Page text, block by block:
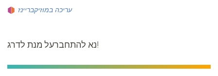
עריכה במוזיקבריינז
נא להתחברעל מנת לדרג!